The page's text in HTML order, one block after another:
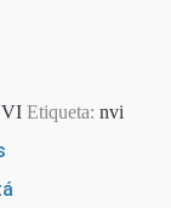
Etiqueta: nvi